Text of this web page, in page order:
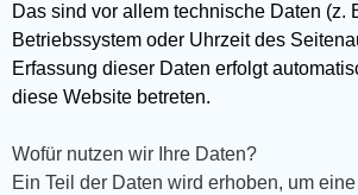
Das sind vor allem technische Daten (z.
Betriebssystem oder Uhrzeit des
Erfassung dieser Daten erfolgt
diese Website betreten.
Wofür nutzen wir Ihre Daten?
Ein Teil der Daten wird erhoben, um